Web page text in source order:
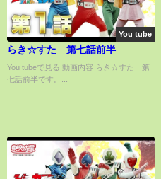
You tube
らき☆すた 第七話前半
You tubeで見る 動画内容 らき☆すた 第
七話前半です。...